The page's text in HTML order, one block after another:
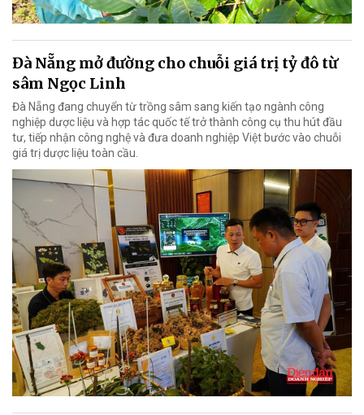
Đà Nẵng mở đường cho chuỗi giá trị tỷ đô từ
sâm Ngọc Linh
Đà Nẵng đang chuyển từ trồng sâm sang kiến tạo ngành công
nghiệp dược liệu và hợp tác quốc tế trở thành công cụ thu hút đầu
tư, tiếp nhận công nghệ và đưa doanh nghiệp Việt bước vào chuỗi
giá trị dược liệu toàn cầu.